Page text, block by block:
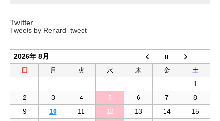
Twitter
Tweets by Renard_tweet
2026年 8月
日
月 火 水 木 金
土
1
2
3 4 5 6 7
8
9
10 11 12 13 14
15